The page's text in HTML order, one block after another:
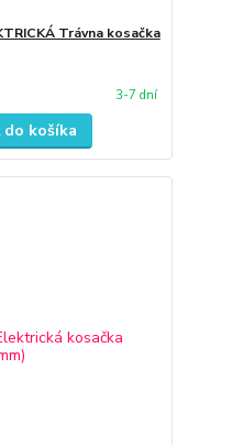
Trávna kosačka
3-7 dní
do košíka